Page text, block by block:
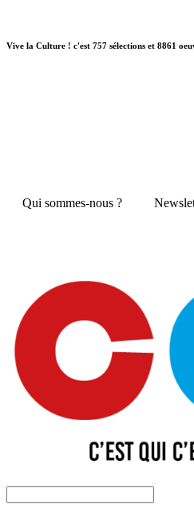
Vive la Culture ! c'est 757 sélections et 8861
Qui sommes-nous ?